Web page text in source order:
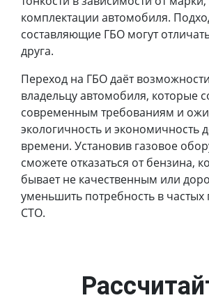
комплектации автомобиля.
составляющие ГБО могут
друга.
Переход на ГБО даёт
владельцу автомобиля, которые
современным требованиям и
экологичность и экономичность
времени. Установив газовое
сможете отказаться от бензина,
бывает не качественным или
уменьшить потребность в
СТО.